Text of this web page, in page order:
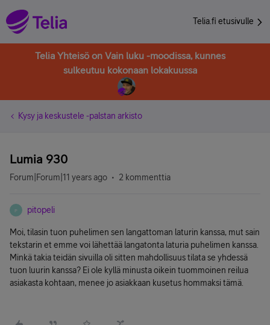
Telia.fi etusivulle
Telia Yhteisö on Vain luku -moodissa, kunnes
sulkeutuu kokonaan lokakuussa
Kysy ja keskustele -palstan arkisto
Lumia 930
Forum|Forum|11 years ago 2 kommenttia
P pitopeli
Moi, tilasin tuon puhelimen sen langattoman laturin kanssa, mut sain
tekstarin et emme voi lähettää langatonta laturia puhelimen kanssa.
Minkä takia teidän sivuilla oli sitten mahdollisuus tilata se yhdessä
tuon luurin kanssa? Ei ole kyllä minusta oikein tuommoinen reilua
asiakasta kohtaan, menee jo asiakkaan kusetus hommaksi tämä.